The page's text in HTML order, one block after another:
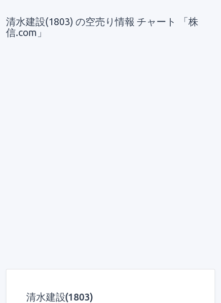
清水建設(1803) の空売り情報 チャート 「株
信.com」
清水建設(1803)